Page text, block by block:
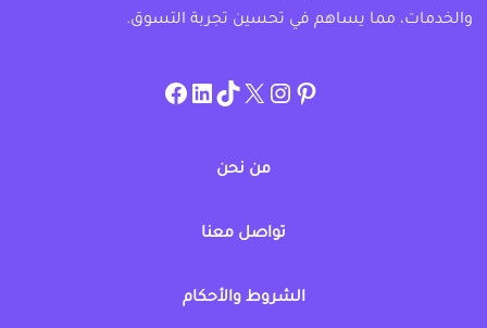
والخدمات، مما يساهم في تحسين تجربة التسوق.
pinterest
allcouponat
twitter
TikTok
linkedin
facebook
من نحن
تواصل معنا
الشروط والأحكام